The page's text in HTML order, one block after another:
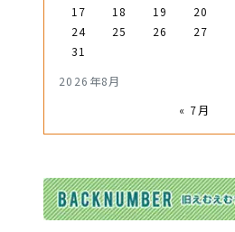
2026年8月
17
18 19 20
24
25 26 27
31
« 7月